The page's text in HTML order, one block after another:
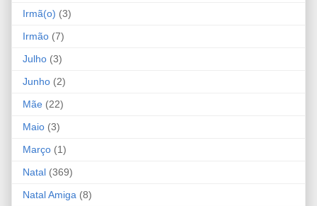
Irmã(o) (3)
Irmão (7)
Julho (3)
Junho (2)
Mãe (22)
Maio (3)
Março (1)
Natal (369)
Natal Amiga (8)